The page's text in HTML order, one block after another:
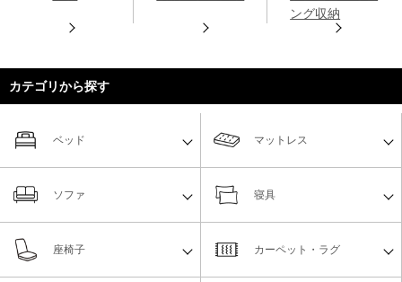
ング収納
カテゴリから探す
ベッド マットレス
ソファ 寝具
座椅子 カーペット・ラグ